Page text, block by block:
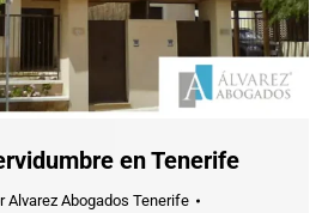
en Tenerife
Alvarez Abogados Tenerife